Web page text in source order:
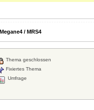
Megane4 / MRS4
Thema geschlossen
Fixiertes Thema
Umfrage